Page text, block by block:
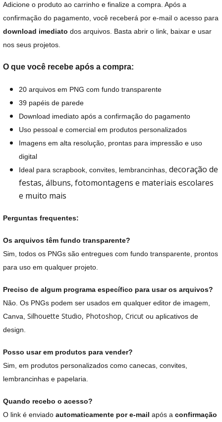
Adicione o produto ao carrinho e finalize a compra. Após a
confirmação do pagamento, você receberá por e-mail o acesso para
download imediato dos arquivos. Basta abrir o link, baixar e usar
nos seus projetos.
O que você recebe após a compra:
20 arquivos em PNG com fundo transparente
39 papéis de parede
Download imediato após a confirmação do pagamento
Uso pessoal e comercial em produtos personalizados
Imagens em alta resolução, prontas para impressão e uso
digital
Ideal para scrapbook, convites, lembrancinhas, decoração de
festas, álbuns, fotomontagens e materiais escolares
e muito mais
Perguntas frequentes:
Os arquivos têm fundo transparente?
Sim, todos os PNGs são entregues com fundo transparente, prontos
para uso em qualquer projeto.
Preciso de algum programa específico para usar os arquivos?
Não. Os PNGs podem ser usados em qualquer editor de imagem,
Canva, Silhouette Studio, Photoshop, Cricut ou aplicativos de
design.
Posso usar em produtos para vender?
Sim, em produtos personalizados como canecas, convites,
lembrancinhas e papelaria.
Quando recebo o acesso?
O link é enviado automaticamente por e-mail após a confirmação